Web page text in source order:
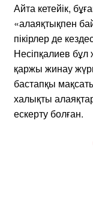
Айта кетейік,
«алаяқтықпен
пікірлер де
Несіпқалиев
қаржы жинау
бастапқы
халықты
ескерту болған.